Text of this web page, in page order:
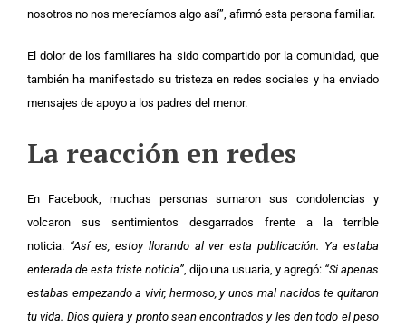
nosotros no nos merecíamos algo así”, afirmó esta persona familiar.
El dolor de los familiares ha sido compartido por la comunidad, que
también ha manifestado su tristeza en redes sociales y ha enviado
mensajes de apoyo a los padres del menor.
La reacción en redes
En Facebook, muchas personas sumaron sus condolencias y
volcaron sus sentimientos desgarrados frente a la terrible
noticia. “Así es, estoy llorando al ver esta publicación. Ya estaba
enterada de esta triste noticia”, dijo una usuaria, y agregó: “Si apenas
estabas empezando a vivir, hermoso, y unos mal nacidos te quitaron
tu vida. Dios quiera y pronto sean encontrados y les den todo el peso